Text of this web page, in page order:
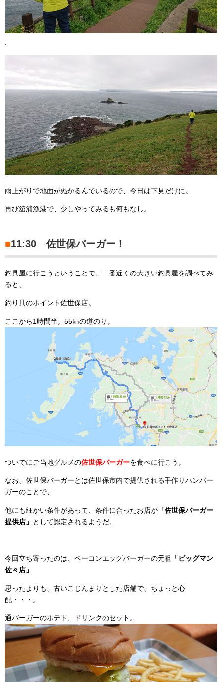
雨上がりで地面がぬかるんでいるので、今日は下見だけに。
再び舘浦漁港で、少しやってみるも何もなし。
■11:30 佐世保バーガー！
釣具屋に行こうということで、一番近くの大きい釣具屋を調べてみ
ると、
釣り具のポイント佐世保店。
ここから1時間半。55㎞の道のり。
ついでにご当地グルメの佐世保バーガーを食べに行こう。
なお、佐世保バーガーとは佐世保市内で提供される手作りハンバー
ガーのことで、
他にも細かい条件があって、条件に合ったお店が 「佐世保バーガー
提供店」 として認定されるようだ。
今回立ち寄ったのは、ベーコンエッグバーガーの元祖
「ビッグマン
佐々店」
思ったよりも、古いこじんまりとした店舗で、ちょっと心
配・・・。
通バーガーのポテト、ドリンクのセット。